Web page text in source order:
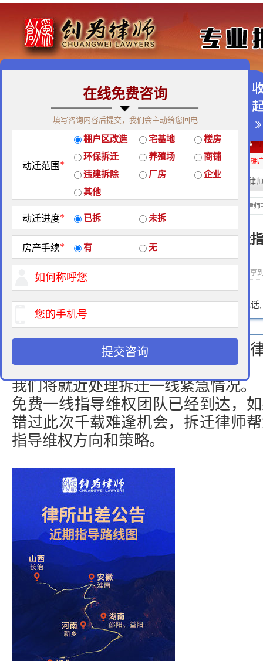
免费咨询热线：400-900-9881
经典案例 | 律师团队 拆迁维权 | 征地维权
房屋拆迁补偿 企业拆迁补偿 厂房拆迁补偿 征地补偿 违章拆迁补偿 棚
热门搜索: 拆迁律师
经典案例 当前位置： 北京创为律师
5月1日——5月10日拆迁
2024-05-10 12:02 作者：拆迁律师 浏览次数： 次 分享
免费法律咨询热线:400-900-9881 请输入您的电话
2024年征地拆迁一线维权，
拆迁
跑！！！
我们将就近处理拆迁一线紧急情况。
免费一线指导维权团队已经到达，
错过此次千载难逢机会， 拆迁律师
指导维权方向和策略。
在线免费咨询
填写咨询内容后提交，我们会主动给您回电
动迁范围 *
棚户区改造 宅基地
楼房
环保拆迁
养殖场
商铺
违建拆除
厂房
企业
其他
动迁进度* 已拆 未拆
房产手续* 有 无
提交咨询